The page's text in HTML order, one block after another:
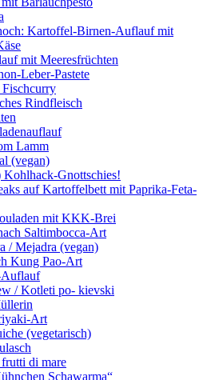
Kartoffel-Birnen-Auflauf mit
mit Meeresfrüchten
Leber-Pastete
Fischcurry
Rindfleisch
Lamm
(vegan)
Kohlhack-Gnottschies!
auf Kartoffelbett mit Paprika-Feta-
mit KKK-Brei
Saltimbocca-Art
/ Mejadra (vegan)
Kung Pao-Art
/ Kotleti po- kievski
Art
(vegetarisch)
frutti di mare
Schawarma“